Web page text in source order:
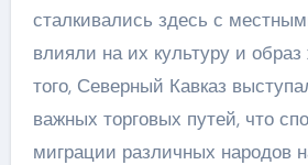
сталкивались здесь с
влияли на их культуру и
того, Северный Кавказ
важных торговых путей, что
миграции различных народов